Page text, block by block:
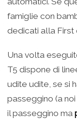
famiglie con
dedicati alla First
Una volta
T5 dispone di
udite udite, se si
passeggino (a
il passeggino ma